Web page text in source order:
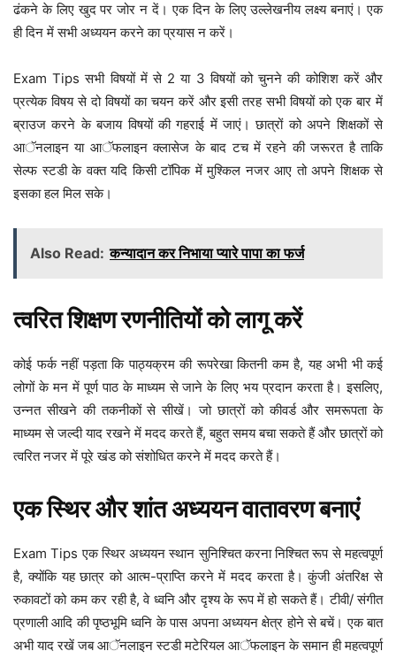
ढंकने के लिए खुद पर जोर न दें। एक दिन के लिए उल्लेखनीय लक्ष्य बनाएं। एक
ही दिन में सभी अध्ययन करने का प्रयास न करें।
Exam Tips सभी विषयों में से 2 या 3 विषयों को चुनने की कोशिश करें और
प्रत्येक विषय से दो विषयों का चयन करें और इसी तरह सभी विषयों को एक बार में
ब्राउज करने के बजाय विषयों की गहराई में जाएं। छात्रों को अपने शिक्षकों से
आॅनलाइन या आॅफलाइन क्लासेज के बाद टच में रहने की जरूरत है ताकि
सेल्फ स्टडी के वक्त यदि किसी टॉपिक में मुश्किल नजर आए तो अपने शिक्षक से
इसका हल मिल सके।
Also Read: कन्यादान कर निभाया प्यारे पापा का फर्ज
त्वरित शिक्षण रणनीतियों को लागू करें
कोई फर्क नहीं पड़ता कि पाठ्यक्रम की रूपरेखा कितनी कम है, यह अभी भी कई
लोगों के मन में पूर्ण पाठ के माध्यम से जाने के लिए भय प्रदान करता है। इसलिए,
उन्नत सीखने की तकनीकों से सीखें। जो छात्रों को कीवर्ड और समरूपता के
माध्यम से जल्दी याद रखने में मदद करते हैं, बहुत समय बचा सकते हैं और छात्रों को
त्वरित नजर में पूरे खंड को संशोधित करने में मदद करते हैं।
एक स्थिर और शांत अध्ययन वातावरण बनाएं
Exam Tips एक स्थिर अध्ययन स्थान सुनिश्चित करना निश्चित रूप से महत्वपूर्ण
है, क्योंकि यह छात्र को आत्म-प्राप्ति करने में मदद करता है। कुंजी अंतरिक्ष से
रुकावटों को कम कर रही है, वे ध्वनि और दृश्य के रूप में हो सकते हैं। टीवी/ संगीत
प्रणाली आदि की पृष्ठभूमि ध्वनि के पास अपना अध्ययन क्षेत्र होने से बचें। एक बात
अभी याद रखें जब आॅनलाइन स्टडी मटेरियल आॅफलाइन के समान ही महत्वपूर्ण